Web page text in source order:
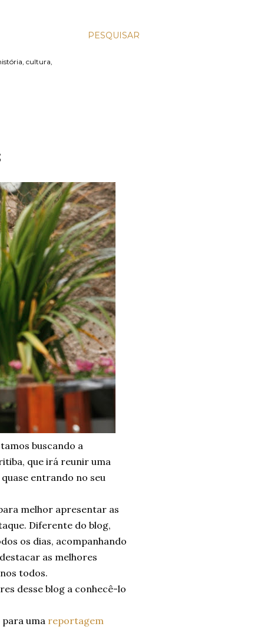
PESQUISAR
cultura,
buscando a
que irá reunir uma
entrando no seu
melhor apresentar as
Diferente do blog,
os dias, acompanhando
as melhores
todos.
desse blog a conhecê-lo
uma reportagem